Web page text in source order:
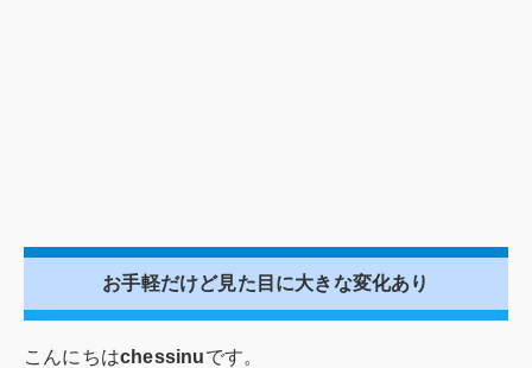
お手軽だけど見た目に大きな変化あり
こんにちはchessinuです。